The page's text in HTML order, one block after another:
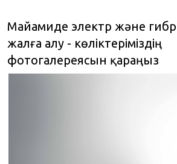
Майамиде электр және
жалға алу - көліктеріміздің
фотогалереясын қараңыз